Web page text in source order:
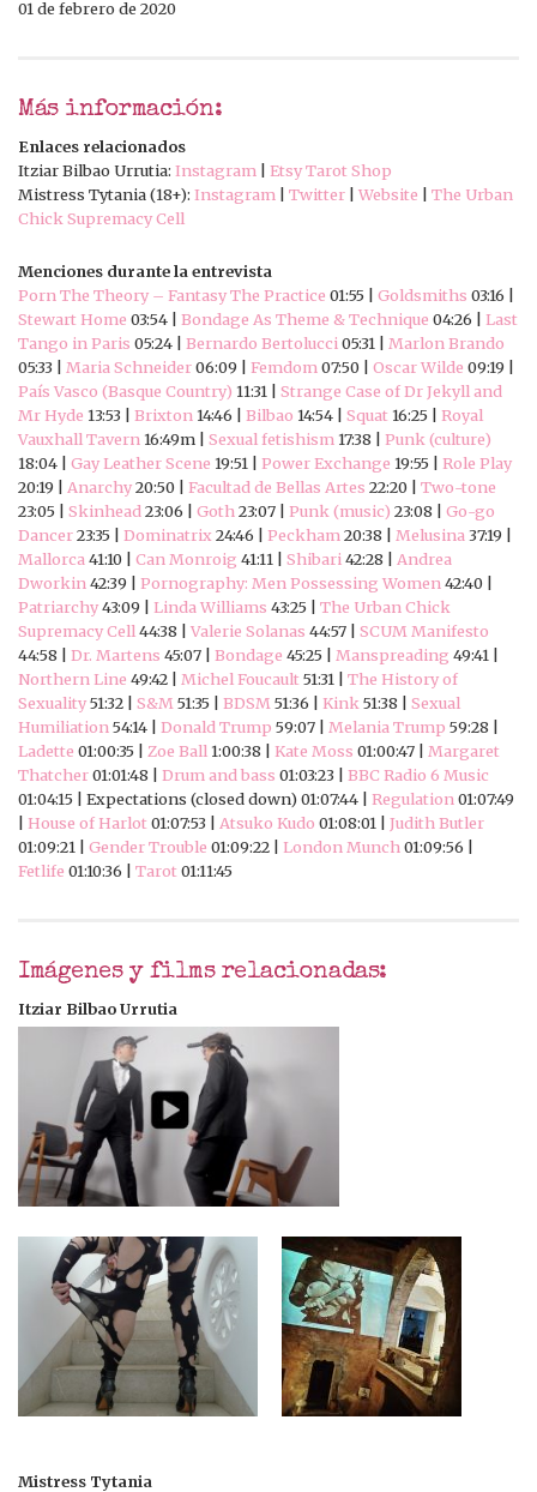
01 de febrero de 2020
Más información:
Enlaces relacionados
Itziar Bilbao Urrutia: Instagram
Etsy Tarot Shop
Mistress Tytania (18+): Instagram Twitter Website
The Urban
Chick Supremacy Cell
Menciones durante la entrevista
Porn The Theory – Fantasy The Practice 01:55 | Goldsmiths 03:16 |
Stewart Home 03:54 | Bondage As Theme & Technique 04:26 | Last
Tango in Paris 05:24 | Bernardo Bertolucci 05:31 | Marlon Brando
05:33 | Maria Schneider06:09 | Femdom 07:50 | Oscar Wilde 09:19 |
País Vasco (Basque Country) 11:31 | Strange Case of Dr Jekyll and
Mr Hyde 13:53 | Brixton 14:46 | Bilbao 14:54 | Squat 16:25 | Royal
Vauxhall Tavern 16:49m | Sexual fetishism 17:38 | Punk (culture)
18:04 | Gay Leather Scene 19:51 | Power Exchange 19:55 | Role Play
20:19 | Anarchy20:50 | Facultad de Bellas Artes 22:20 | Two-tone
23:05 | Skinhead 23:06 | Goth 23:07 | Punk (music) 23:08 | Go-go
Dancer23:35 | Dominatrix 24:46 | Peckham 20:38 | Melusina 37:19 |
Mallorca 41:10 | Can Monroig 41:11 | Shibari 42:28 | Andrea
Dworkin 42:39 | Pornography: Men Possessing Women 42:40 |
Patriarchy43:09 | Linda Williams 43:25 | The Urban Chick
Supremacy Cell 44:38 | Valerie Solanas 44:57 | SCUM Manifesto
44:58 | Dr. Martens 45:07 | Bondage 45:25 | Manspreading 49:41 |
Northern Line 49:42 | Michel Foucault51:31 | The History of
Sexuality51:32 | S&M 51:35 | BDSM 51:36 | Kink 51:38 | Sexual
Humiliation 54:14 | Donald Trump 59:07 | Melania Trump 59:28 |
Ladette 01:00:35 | Zoe Ball 1:00:38 | Kate Moss 01:00:47 | Margaret
Thatcher01:01:48 | Drum and bass 01:03:23 | BBC Radio 6 Music
01:04:15 | Expectations (closed down) 01:07:44 | Regulation 01:07:49
House of Harlot01:07:53 | Atsuko Kudo 01:08:01 | Judith Butler
01:09:21 | Gender Trouble 01:09:22 | London Munch 01:09:56 |
Fetlife 01:10:36 | Tarot01:11:45
Imágenes y films relacionadas:
Itziar Bilbao Urrutia
Mistress Tytania